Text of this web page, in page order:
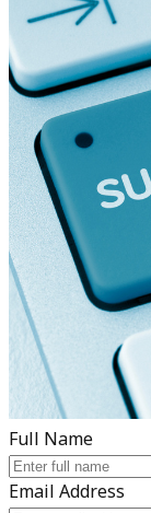
Full Name
Email Address